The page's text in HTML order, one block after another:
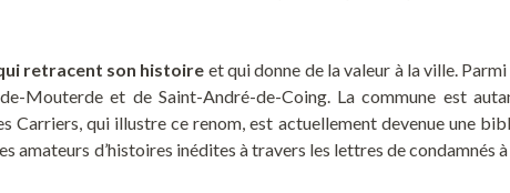
retracent son histoire et qui donne de la valeur à la ville.
Mouterde et de Saint-André-de-Coing. La commune est
Carriers, qui illustre ce renom, est actuellement devenue une
amateurs d’histoires inédites à travers les lettres de condamnés